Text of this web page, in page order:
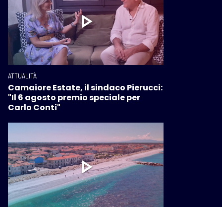
ATTUALITÀ
Camaiore Estate, il sindaco Pierucci:
"Il 6 agosto premio speciale per
Carlo Conti"